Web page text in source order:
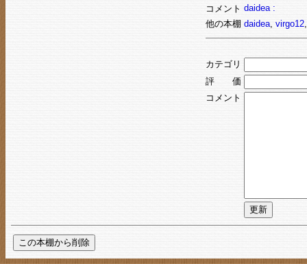
コメント daidea :
他の本棚 daidea, virgo12
カテゴリ
評 価
コメント